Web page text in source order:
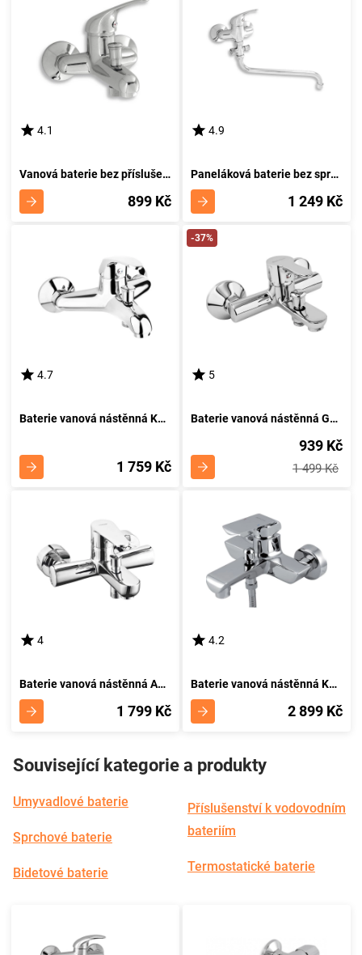
4.1
Vanová baterie bez příslušenství 100 mm Titania Neon chrom NOVASERVIS 93024/1,0
899 Kč
4.9
Paneláková baterie bez sprchy 100 mm Titania Neon chrom NOVASERVIS 93075/1,0
1 249 Kč
4.7
Baterie vanová nástěnná KRZEM
1 759 Kč
-37%
5
Baterie vanová nástěnná GRANAT
939 Kč
1 499 Kč
4
Baterie vanová nástěnná ALGEO , chrom
1 799 Kč
4.2
Baterie vanová nástěnná KVADRO, chrom
2 899 Kč
Související kategorie a produkty
Umyvadlové baterie
Sprchové baterie
Bidetové baterie
Příslušenství k vodovodním
bateriím
Termostatické baterie